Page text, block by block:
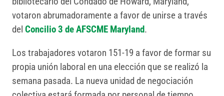
votaron abrumadoramente a favor de unirse a través
del Concilio 3 de AFSCME Maryland.
Los trabajadores votaron 151-19 a favor de formar su
propia unión laboral en una elección que se realizó la
semana pasada. La nueva unidad de negociación